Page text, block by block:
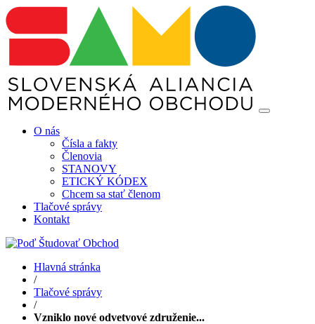
O nás
Čísla a fakty
Členovia
STANOVY
ETICKÝ KÓDEX
Chcem sa stať členom
Tlačové správy
Kontakt
Hlavná stránka
/
Tlačové správy
/
Vzniklo nové odvetvové združenie...